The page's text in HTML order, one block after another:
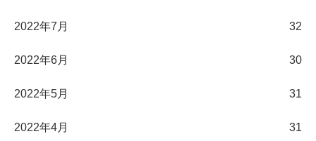
2022年7月 32
2022年6月 30
2022年5月 31
2022年4月 31